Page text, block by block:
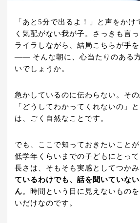
「あと5分で出るよ！」と声をかけ
く気配がない我が子。さっきも言
ライラしながら、結局こちらが手
—— そんな朝に、心当たりのある
いでしょうか。
急かしているのに伝わらない。そ
「どうしてわかってくれないの」
は、ごく自然なことです。
でも、ここで知っておきたいことが
低学年くらいまでの子どもにとっ
長さは、そもそも実感としてつかみ
ているわけでも、話を聞いていな
ん。時間という目に見えないもの
いだけなのです。